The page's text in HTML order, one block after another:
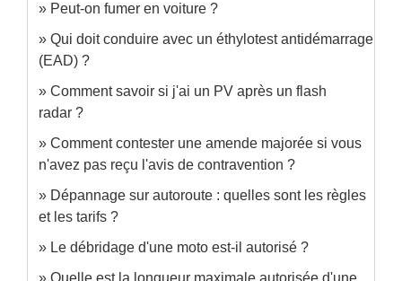
Peut-on fumer en voiture ?
Qui doit conduire avec un éthylotest antidémarrage
(EAD) ?
Comment savoir si j'ai un PV après un flash
radar ?
Comment contester une amende majorée si vous
n'avez pas reçu l'avis de contravention ?
Dépannage sur autoroute : quelles sont les règles
et les tarifs ?
Le débridage d'une moto est-il autorisé ?